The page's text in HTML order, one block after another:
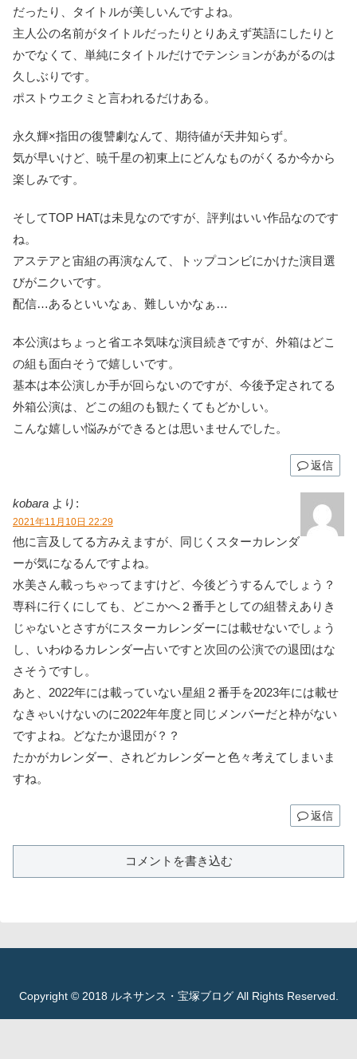
だったり、タイトルが美しいんですよね。
主人公の名前がタイトルだったりとりあえず英語にしたりと
かでなくて、単純にタイトルだけでテンションがあがるのは
久しぶりです。
ポストウエクミと言われるだけある。
永久輝×指田の復讐劇なんて、期待値が天井知らず。
気が早いけど、暁千星の初東上にどんなものがくるか今から
楽しみです。
そしてTOP HATは未見なのですが、評判はいい作品なのです
ね。
アステアと宙組の再演なんて、トップコンビにかけた演目選
びがニクいです。
配信…あるといいなぁ、難しいかなぁ…
本公演はちょっと省エネ気味な演目続きですが、外箱はどこ
の組も面白そうで嬉しいです。
基本は本公演しか手が回らないのですが、今後予定されてる
外箱公演は、どこの組のも観たくてもどかしい。
こんな嬉しい悩みができるとは思いませんでした。
返信
kobara より:
2021年11月10日 22:29
他に言及してる方みえますが、同じくスターカレンダ
ーが気になるんですよね。
水美さん載っちゃってますけど、今後どうするんでしょう？
専科に行くにしても、どこかへ２番手としての組替えありき
じゃないとさすがにスターカレンダーには載せないでしょう
し、いわゆるカレンダー占いですと次回の公演での退団はな
さそうですし。
あと、2022年には載っていない星組２番手を2023年には載せ
なきゃいけないのに2022年年度と同じメンバーだと枠がない
ですよね。どなたか退団が？？
たかがカレンダー、されどカレンダーと色々考えてしまいま
すね。
返信
コメントを書き込む
Copyright © 2018 ルネサンス・宝塚ブログ All Rights Reserved.